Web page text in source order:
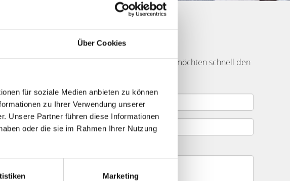
Über Cookies
für soziale Medien anbieten zu können
zu Ihrer Verwendung unserer
Unsere Partner führen diese Informationen
oder die sie im Rahmen Ihrer Nutzung
Marketing
Käufer finden
von demGartenäckerwegund Sie möchten schnell den